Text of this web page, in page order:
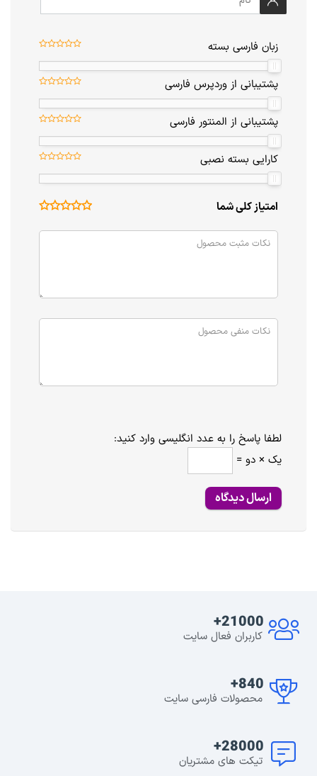
زبان فارسی بسته
پشتیبانی از وردپرس فارسی
پشتیبانی از المنتور فارسی
کارایی بسته نصبی
امتیاز کلی شما
لطفا پاسخ را به عدد انگلیسی وارد کنید:
یک × دو =
21000+
کاربران فعال سایت
840+
محصولات فارسی سایت
28000+
تیکت های مشتریان